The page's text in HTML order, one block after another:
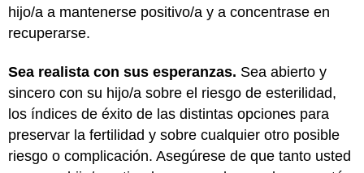
hijo/a a mantenerse positivo/a y a concentrase en
recuperarse.
Sea realista con sus esperanzas. Sea abierto y
sincero con su hijo/a sobre el riesgo de esterilidad,
los índices de éxito de las distintas opciones para
preservar la fertilidad y sobre cualquier otro posible
riesgo o complicación. Asegúrese de que tanto usted